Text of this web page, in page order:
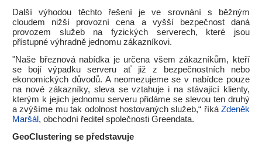
Další výhodou těchto řešení je ve srovnání s běžným
cloudem nižší provozní cena a vyšší bezpečnost daná
provozem služeb na fyzických serverech, které jsou
přístupné výhradně jednomu zákazníkovi.
"Naše březnová nabídka je určena všem zákazníkům, kteří
se bojí výpadku serveru ať již z bezpečnostních nebo
ekonomických důvodů. A neomezujeme se v nabídce pouze
na nové zákazníky, sleva se vztahuje i na stávající klienty,
kterým k jejich jednomu serveru přidáme se slevou ten druhý
a zvýšíme mu tak odolnost hostovaných služeb,“ říká Zdeněk
Maršál , obchodní ředitel společnosti Greendata.
GeoClustering se představuje